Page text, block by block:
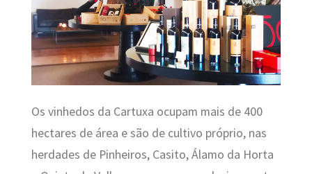
Os vinhedos da Cartuxa ocupam mais de 400
hectares de área e são de cultivo próprio, nas
herdades de Pinheiros, Casito, Álamo da Horta